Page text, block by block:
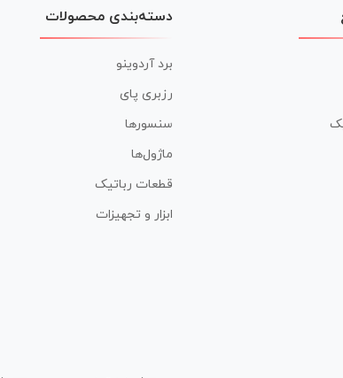
دسته‌بندی محصولات
برد آردوینو
رزبری پای
سنسورها
ماژول‌ها
قطعات رباتیک
ابزار و تجهیزات